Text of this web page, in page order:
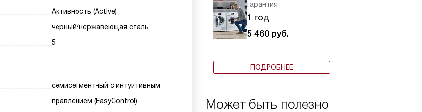
гарантия
1 год
5 460 руб.
ПОДРОБНЕЕ
Может быть полезно
Активность (Active)
черный/нержавеющая сталь
5
семисегментный с интуитивным
правлением (EasyControl)